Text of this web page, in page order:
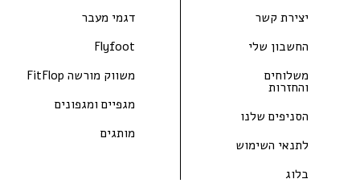
יצירת קשר
החשבון שלי
משלוחים
והחזרות
הסניפים שלנו
לתנאי השימוש
בלוג
דגמי מעבר
Flyfoot
משווק מורשה FitFlop
מגפיים ומגפונים
מותגים